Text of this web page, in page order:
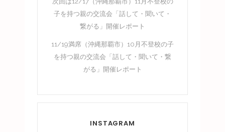
子を持つ親の交流会「話して・聞いて・
繋がる」開催レポート
11/19満席（沖縄那覇市）10月不登校の子
を持つ親の交流会「話して・聞いて・繋
がる」開催レポート
INSTAGRAM